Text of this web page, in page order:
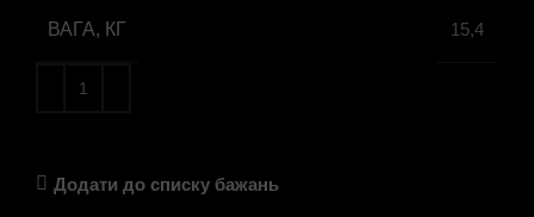
ВАГА, КГ 15,4
Додати до списку бажань